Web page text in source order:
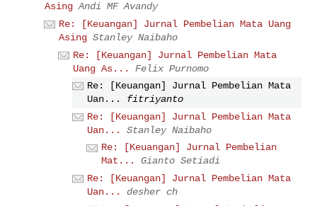
Asing Andi MF Avandy
Re: [Keuangan] Jurnal Pembelian Mata Uang
Asing Stanley Naibaho
Re: [Keuangan] Jurnal Pembelian Mata
Uang As...
Felix Purnomo
Re: [Keuangan] Jurnal Pembelian Mata
Uan...
fitriyanto
Re: [Keuangan] Jurnal Pembelian Mata
Uan...
Stanley Naibaho
Re: [Keuangan] Jurnal Pembelian
Mat...
Gianto Setiadi
Re: [Keuangan] Jurnal Pembelian Mata
Uan...
desher ch